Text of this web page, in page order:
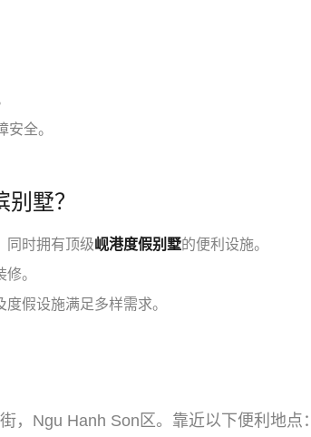
全。
墅？
同时拥有顶级岘港度假别墅的便利设施。
。
假设施满足多样需求。
，Ngu Hanh Son区。靠近以下便利地点：